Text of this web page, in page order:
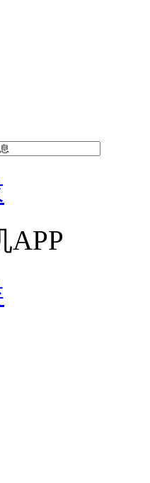
APP